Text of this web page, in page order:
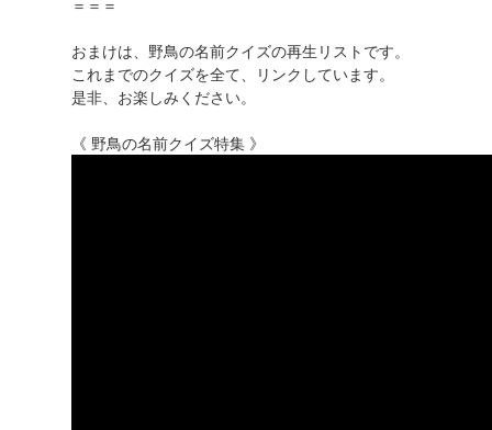
＝＝＝
おまけは、野鳥の名前クイズの再生リストです。
これまでのクイズを全て、リンクしています。
是非、お楽しみください。
《 野鳥の名前クイズ特集 》